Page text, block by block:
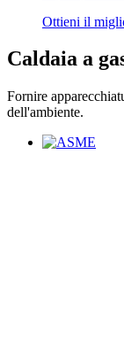
Ottieni il
Caldaia a
Fornire
dell'ambiente.